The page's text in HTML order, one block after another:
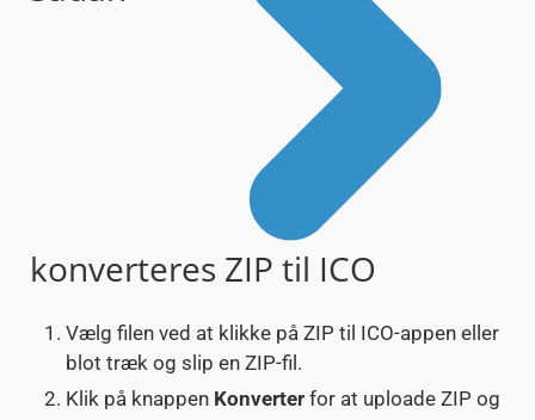
konverteres ZIP til ICO
Vælg filen ved at klikke på ZIP til ICO-appen eller
blot træk og slip en ZIP-fil.
Klik på knappen Konverter for at uploade ZIP og